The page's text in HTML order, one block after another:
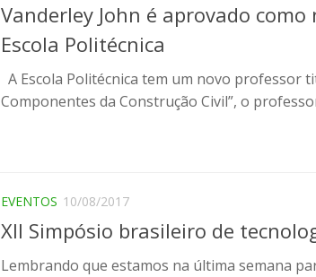
Vanderley John é aprovado
Escola Politécnica
A Escola Politécnica tem um novo professor
Componentes da Construção Civil”, o
EVENTOS 10/08/2017
XII Simpósio brasileiro de
Lembrando que estamos na última semana